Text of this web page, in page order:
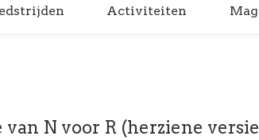
Activiteiten
N voor R (herziene